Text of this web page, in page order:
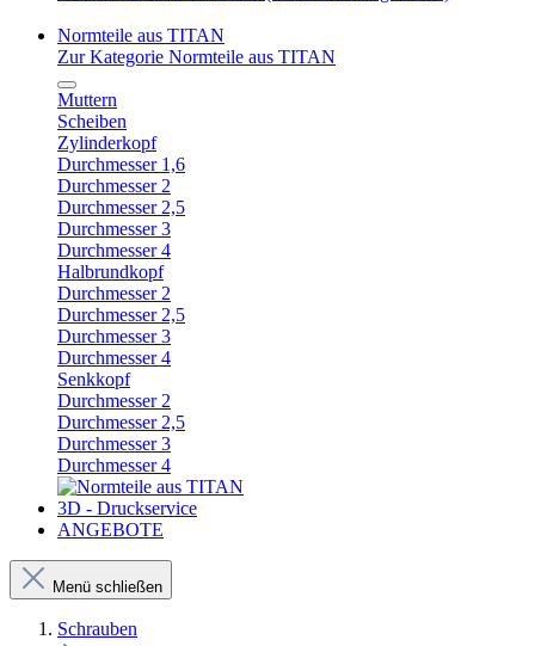
Normteile aus TITAN
Zur Kategorie Normteile aus TITAN
Muttern
Scheiben
Zylinderkopf
Durchmesser 1,6
Durchmesser 2
Durchmesser 2,5
Durchmesser 3
Durchmesser 4
Halbrundkopf
Durchmesser 2
Durchmesser 2,5
Durchmesser 3
Durchmesser 4
Senkkopf
Durchmesser 2
Durchmesser 2,5
Durchmesser 3
Durchmesser 4
3D - Druckservice
ANGEBOTE
Menü schließen
Schrauben